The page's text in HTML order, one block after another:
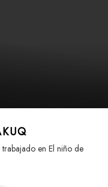
en El niño de